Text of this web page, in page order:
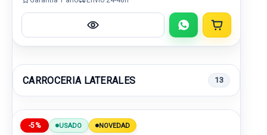
CARROCERIA LATERALES 13
-5% USADO NOVEDAD